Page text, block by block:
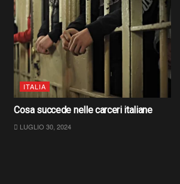
ITALIA
Cosa succede nelle carceri italiane
LUGLIO 30, 2024